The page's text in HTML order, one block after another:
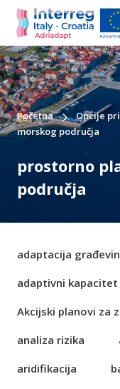
Početna Opcije
morskog područja
prostorno
područja
adaptacija
adaptivni kapacitet
Akcijski planovi za
analiza rizika
aridifikacija